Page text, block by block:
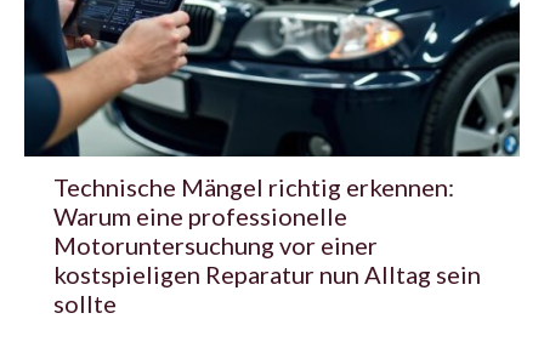
Technische Mängel richtig erkennen:
Warum eine professionelle
Motoruntersuchung vor einer
kostspieligen Reparatur nun Alltag sein
sollte